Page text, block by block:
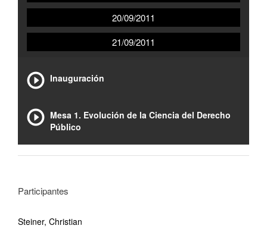
20/09/2011
21/09/2011
Inauguración
Mesa 1. Evolución de la Ciencia del Derecho
Público
Participantes
Steiner, Christian